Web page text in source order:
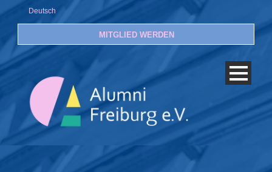
Deutsch
MITGLIED WERDEN